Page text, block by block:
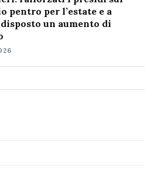
pentro per l’estate e a
un aumento di